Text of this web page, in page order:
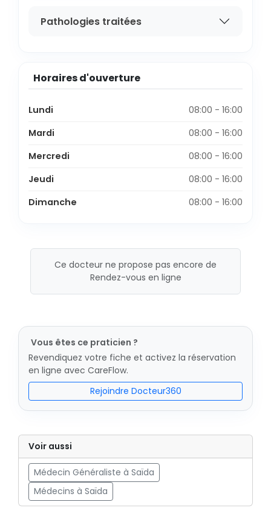
Pathologies traitées
Horaires d'ouverture
Lundi
08:00 - 16:00
Mardi
08:00 - 16:00
Mercredi
08:00 - 16:00
Jeudi
08:00 - 16:00
Dimanche
08:00 - 16:00
Ce docteur ne propose pas encore de
Rendez-vous en ligne
Vous êtes ce praticien ?
Revendiquez votre fiche et activez la réservation
en ligne avec CareFlow.
Rejoindre Docteur360
Voir aussi
Médecin Généraliste à Saïda
Médecins à Saïda